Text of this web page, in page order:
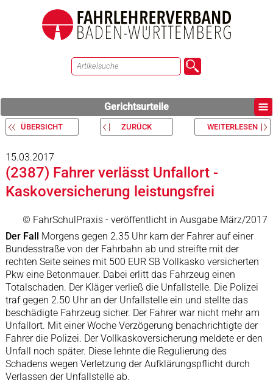
Gerichtsurteile
ÜBERSICHT ZURÜCK WEITERLESEN
15.03.2017
(2387) Fahrer verlässt Unfallort -
Kaskoversicherung leistungsfrei
© FahrSchulPraxis - veröffentlicht in Ausgabe März/2017
Der Fall Morgens gegen 2.35 Uhr kam der Fahrer auf einer
Bundesstraße von der Fahrbahn ab und streifte mit der
rechten Seite seines mit 500 EUR SB Vollkasko versicherten
Pkw eine Betonmauer. Dabei erlitt das Fahrzeug einen
Totalschaden. Der Kläger verließ die Unfallstelle. Die Polizei
traf gegen 2.50 Uhr an der Unfallstelle ein und stellte das
beschädigte Fahrzeug sicher. Der Fahrer war nicht mehr am
Unfallort. Mit einer Woche Verzögerung benachrichtigte der
Fahrer die Polizei. Der Vollkaskoversicherung meldete er den
Unfall noch später. Diese lehnte die Regulierung des
Schadens wegen Verletzung der Aufklärungspflicht durch
Verlassen der Unfallstelle ab.